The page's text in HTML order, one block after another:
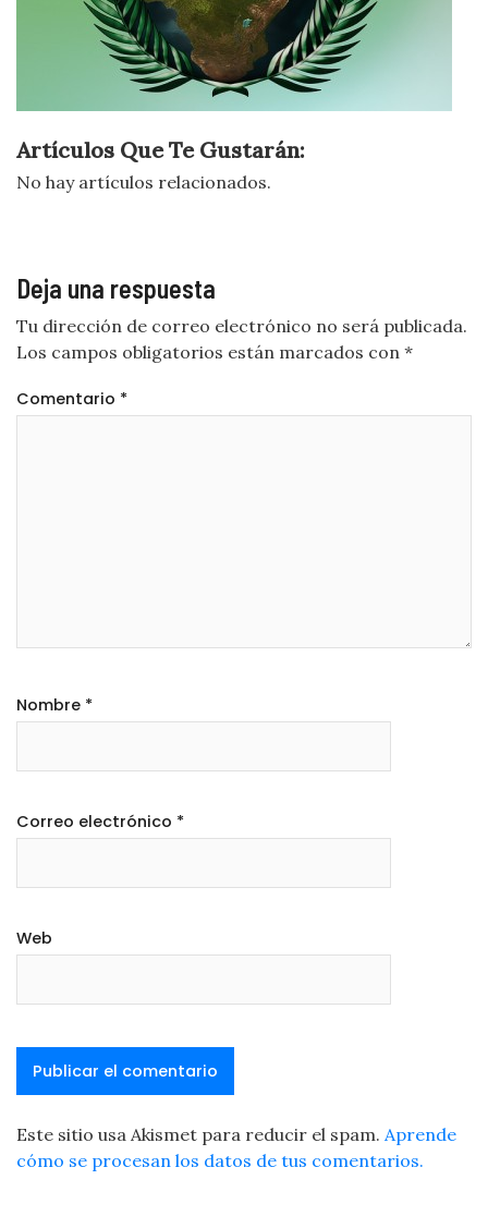
Artículos Que Te Gustarán:
No hay artículos relacionados.
Deja una respuesta
Tu dirección de correo electrónico no será publicada.
Los campos obligatorios están marcados con *
Comentario *
Nombre *
Correo electrónico *
Web
Este sitio usa Akismet para reducir el spam. Aprende
cómo se procesan los datos de tus comentarios.